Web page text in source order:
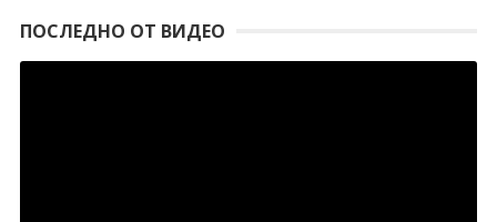
ПОСЛЕДНО ОТ ВИДЕО